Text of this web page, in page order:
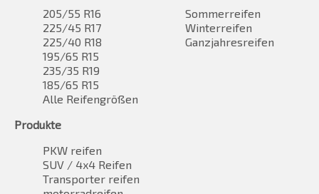
205/55 R16
225/45 R17
225/40 R18
195/65 R15
235/35 R19
185/65 R15
Alle Reifengrößen
Sommerreifen
Winterreifen
Ganzjahresreifen
Produkte
PKW reifen
SUV / 4x4 Reifen
Transporter reifen